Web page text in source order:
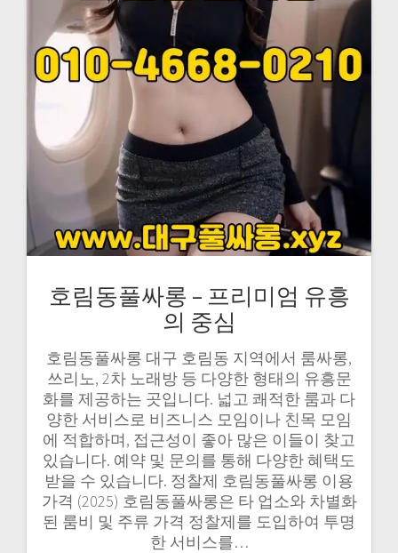
호림동풀싸롱 – 프리미엄 유흥
의 중심
호림동풀싸롱 대구 호림동 지역에서 룸싸롱,
쓰리노, 2차 노래방 등 다양한 형태의 유흥문
화를 제공하는 곳입니다. 넓고 쾌적한 룸과 다
양한 서비스로 비즈니스 모임이나 친목 모임
에 적합하며, 접근성이 좋아 많은 이들이 찾고
있습니다. 예약 및 문의를 통해 다양한 혜택도
받을 수 있습니다. 정찰제 호림동풀싸롱 이용
가격 (2025) 호림동풀싸롱은 타 업소와 차별화
된 룸비 및 주류 가격 정찰제를 도입하여 투명
한 서비스를…